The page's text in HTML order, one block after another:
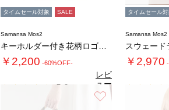
タイムセール対象 SALE
Samansa Mos2
￥2,200 -60%OFF-
5.0
レビ
ュー
を見
る
タイムセール対
Samansa Mos2
￥2,970
お気に入り